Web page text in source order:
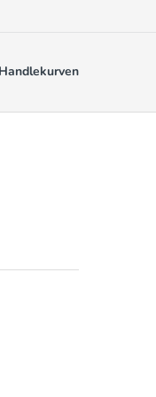
Handlekurven